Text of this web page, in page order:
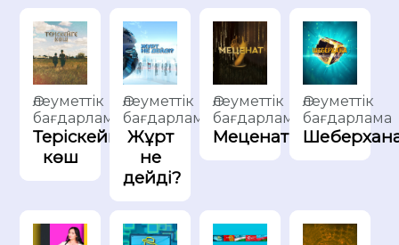
Әлеуметтік
бағдарлама
Теріскейге
көш
Әлеуметтік
бағдарлама
Жұрт
не
дейді?
Әлеуметтік
бағдарлама
Меценат
Әлеуметтік
бағдарлама